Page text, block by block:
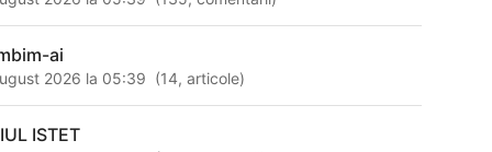
ai
2026 la 05:39 (14,articole)
ISTET